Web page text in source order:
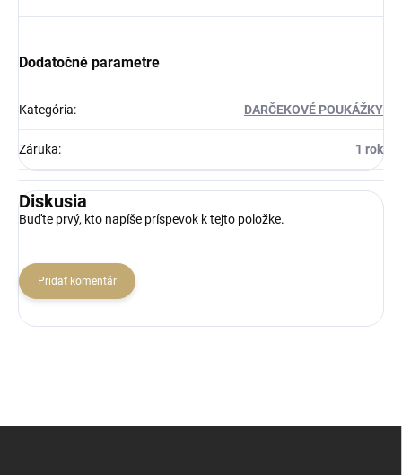
Dodatočné parametre
Kategória: DARČEKOVÉ POUKÁŽKY
Záruka: 1 rok
Diskusia
Buďte prvý, kto napíše príspevok k tejto položke.
Pridať komentár